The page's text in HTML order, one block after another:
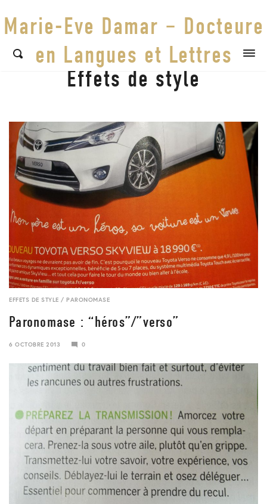
Marie-Eve Damar – Docteure
en Langues et Lettres
Effets de style
EFFETS DE STYLE / PARONOMASE
Paronomase : “héros”/”verso”
6 OCTOBRE 2013
JANVIER
0